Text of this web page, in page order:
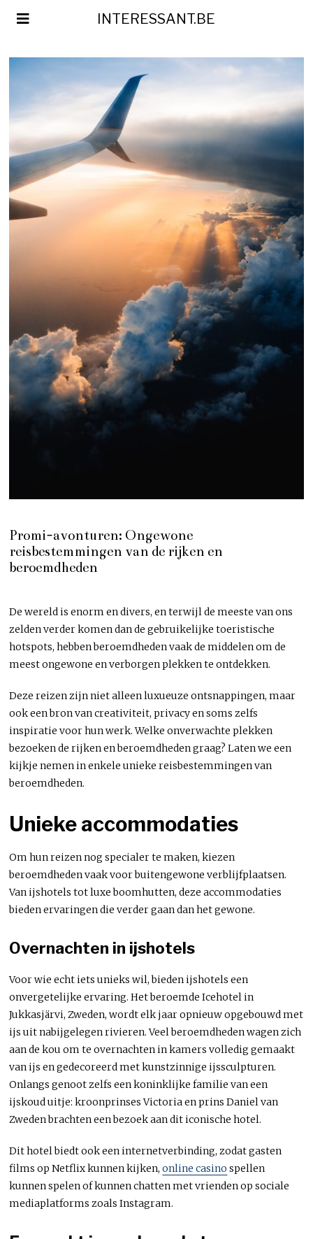
INTERESSANT.BE
Promi-avonturen: Ongewone
reisbestemmingen van de rijken en
beroemdheden
De wereld is enorm en divers, en terwijl de meeste van ons
zelden verder komen dan de gebruikelijke toeristische
hotspots, hebben beroemdheden vaak de middelen om de
meest ongewone en verborgen plekken te ontdekken.
Deze reizen zijn niet alleen luxueuze ontsnappingen, maar
ook een bron van creativiteit, privacy en soms zelfs
inspiratie voor hun werk. Welke onverwachte plekken
bezoeken de rijken en beroemdheden graag? Laten we een
kijkje nemen in enkele unieke reisbestemmingen van
beroemdheden.
Unieke accommodaties
Om hun reizen nog specialer te maken, kiezen
beroemdheden vaak voor buitengewone verblijfplaatsen.
Van ijshotels tot luxe boomhutten, deze accommodaties
bieden ervaringen die verder gaan dan het gewone.
Overnachten in ijshotels
Voor wie echt iets unieks wil, bieden ijshotels een
onvergetelijke ervaring. Het beroemde Icehotel in
Jukkasjärvi, Zweden, wordt elk jaar opnieuw opgebouwd met
ijs uit nabijgelegen rivieren. Veel beroemdheden wagen zich
aan de kou om te overnachten in kamers volledig gemaakt
van ijs en gedecoreerd met kunstzinnige ijssculpturen.
Onlangs genoot zelfs een koninklijke familie van een
ijskoud uitje: kroonprinses Victoria en prins Daniel van
Zweden brachten een bezoek aan dit iconische hotel.
Dit hotel biedt ook een internetverbinding, zodat gasten
films op Netflix kunnen kijken,online casino spellen
kunnen spelen of kunnen chatten met vrienden op sociale
mediaplatforms zoals Instagram.